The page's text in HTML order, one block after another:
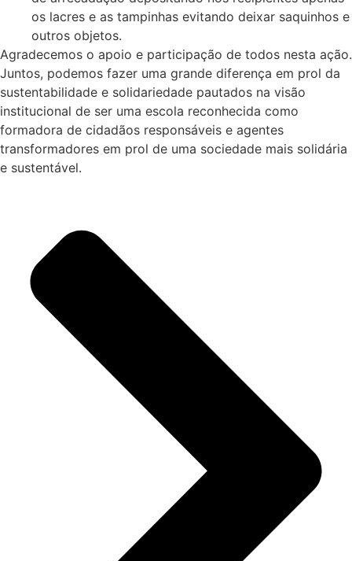
os lacres e as tampinhas evitando deixar saquinhos e
outros objetos.
Agradecemos o apoio e participação de todos nesta ação.
Juntos, podemos fazer uma grande diferença em prol da
sustentabilidade e solidariedade pautados na visão
institucional de ser uma escola reconhecida como
formadora de cidadãos responsáveis e agentes
transformadores em prol de uma sociedade mais solidária
e sustentável.